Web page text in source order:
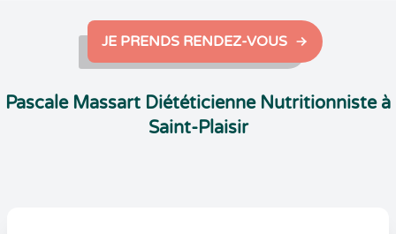
JE PRENDS RENDEZ-VOUS
Pascale Massart Diététicienne Nutritionniste à
Saint-Plaisir